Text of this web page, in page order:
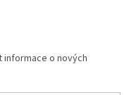
informace o nových